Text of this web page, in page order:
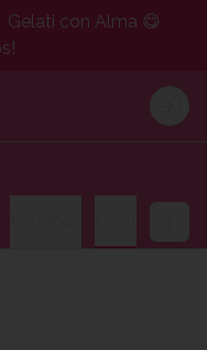
Gelati con Alma 😋